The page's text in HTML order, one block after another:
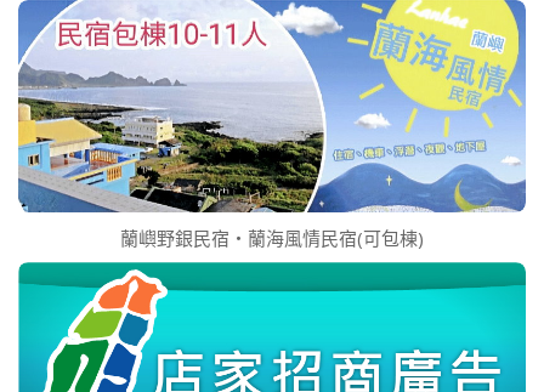
蘭嶼野銀民宿‧蘭海風情民宿(可包棟)